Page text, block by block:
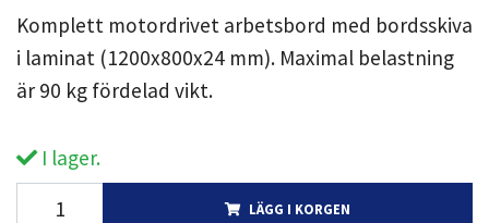
Komplett motordrivet arbetsbord med bordsskiva
i laminat (1200x800x24 mm). Maximal belastning
är 90 kg fördelad vikt.
I lager.
LÄGG I KORGEN